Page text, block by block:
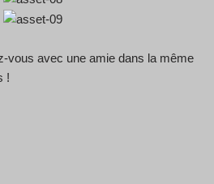
vous avec une amie dans la même
!